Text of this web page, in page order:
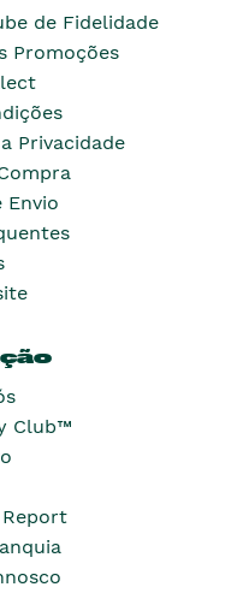
de Fidelidade
Promoções
Privacidade
Envio
Club™